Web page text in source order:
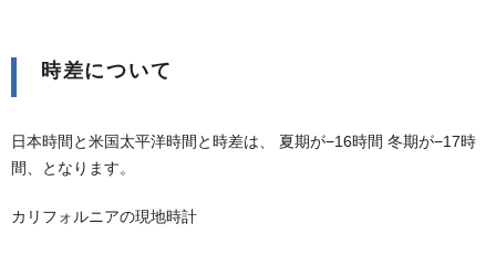
時差について
日本時間と米国太平洋時間と時差は、 夏期が−16時間 冬期が−17時
間、となります。
カリフォルニアの現地時計